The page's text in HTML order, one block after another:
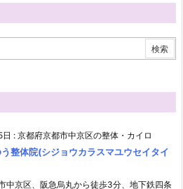
: 京都府京都市中京区の整体・カイロ
整体院(シジョウカラスマユウセイタイ
中京区、阪急烏丸から徒歩3分、地下鉄四条